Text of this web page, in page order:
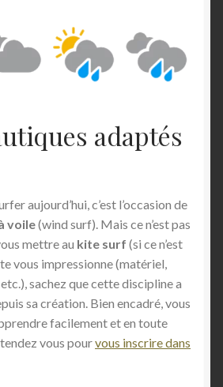
adaptés
aujourd’hui, c’est l’occasion de
voile(wind surf). Mais ce n’est pas
mettre au kite surf (si ce n’est
vous impressionne (matériel,
sachez que cette discipline a
sa création. Bien encadré, vous
facilement et en toute
vous pourvous inscrire dans